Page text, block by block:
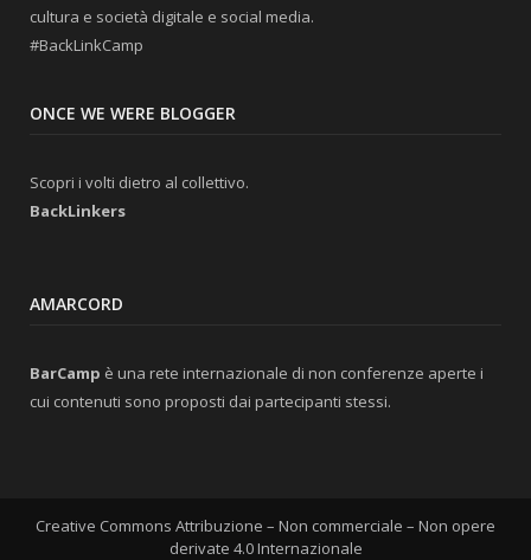
cultura e società digitale e social media.
#BackLinkCamp
ONCE WE WERE BLOGGER
Scopri i volti dietro al collettivo.
BackLinkers
AMARCORD
BarCamp è una rete internazionale di non conferenze aperte i
cui contenuti sono proposti dai partecipanti stessi.
Creative Commons Attribuzione – Non commerciale – Non opere
derivate 4.0 Internazionale